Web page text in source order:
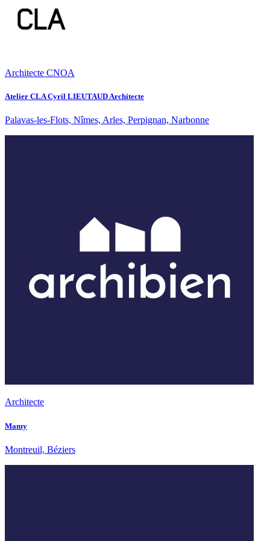
Architecte CNOA
Atelier CLA Cyril LIEUTAUD Architecte
Palavas-les-Flots, Nîmes, Arles, Perpignan, Narbonne
Architecte
Mamy
Montreuil, Béziers